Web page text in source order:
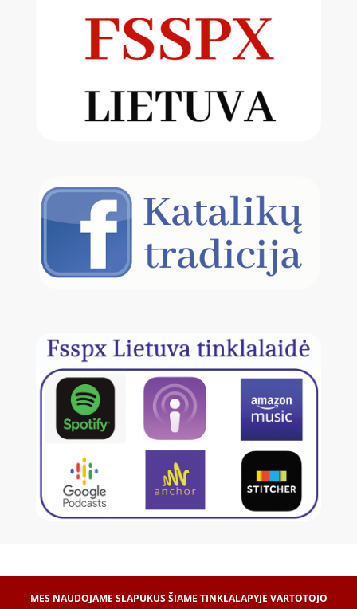
MES NAUDOJAME SLAPUKUS ŠIAME TINKLALAPYJE VARTOTOJO